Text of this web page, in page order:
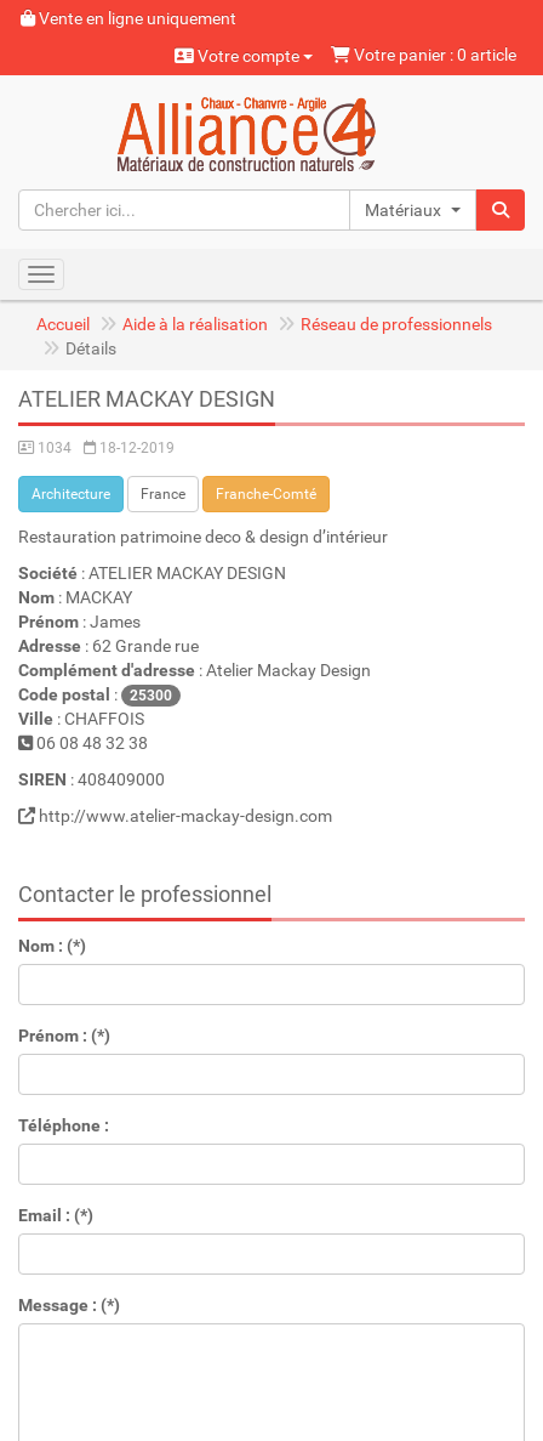
Vente en ligne uniquement
Votre compte
Votre panier : 0 article
Matériaux naturels
Toggle navigation
Accueil Aide à la réalisation
Réseau de professionnels
Détails
ATELIER MACKAY DESIGN
1034 18-12-2019
Architecture France Franche-Comté
Restauration patrimoine deco & design d’intérieur
Société : ATELIER MACKAY DESIGN
Nom : MACKAY
Prénom : James
Adresse : 62 Grande rue
Complément d'adresse : Atelier Mackay Design
Code postal : 25300
Ville : CHAFFOIS
06 08 48 32 38
SIREN : 408409000
http://www.atelier-mackay-design.com
Contacter le professionnel
Nom : (*)
Prénom : (*)
Téléphone :
Email : (*)
Message : (*)